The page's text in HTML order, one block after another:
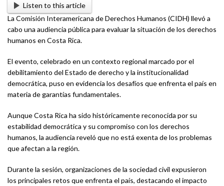
Listen to this article
La Comisión Interamericana de Derechos Humanos (CIDH) llevó a
cabo una audiencia pública para evaluar la situación de los derechos
humanos en Costa Rica.
El evento, celebrado en un contexto regional marcado por el
debilitamiento del Estado de derecho y la institucionalidad
democrática, puso en evidencia los desafíos que enfrenta el país en
materia de garantías fundamentales.
Aunque Costa Rica ha sido históricamente reconocida por su
estabilidad democrática y su compromiso con los derechos
humanos, la audiencia reveló que no está exenta de los problemas
que afectan a la región.
Durante la sesión, organizaciones de la sociedad civil expusieron
los principales retos que enfrenta el país, destacando el impacto